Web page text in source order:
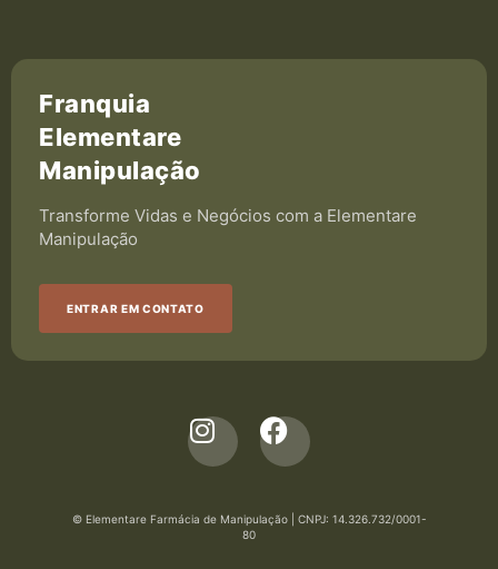
Franquia
Elementare
Manipulação
Transforme Vidas e Negócios com a Elementare
Manipulação
ENTRAR EM CONTATO
I
n
t
F
a
e
© Elementare Farmácia de Manipulação | CNPJ: 14.326.732/0001-
80